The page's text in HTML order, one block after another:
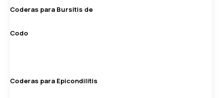
Coderas para Bursitis de
Codo
Coderas para Epicondilitis